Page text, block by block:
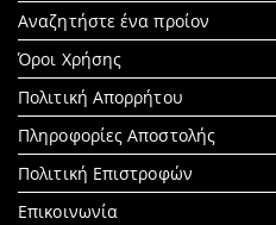
Αναζητήστε ένα προίον
Search
for:
Όροι Χρήσης
Πολιτική Απορρήτου
Πληροφορίες Αποστολής
Πολιτική Επιστροφών
Επικοινωνία